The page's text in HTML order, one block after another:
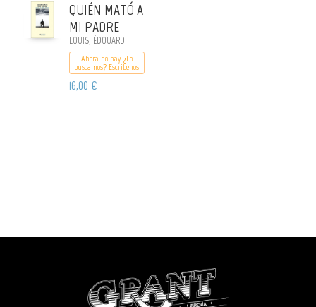
QUIÉN MATÓ A
MI PADRE
LOUIS, ÉDOUARD
Ahora no hay ¿Lo
buscamos? Escribenos
16,00 €